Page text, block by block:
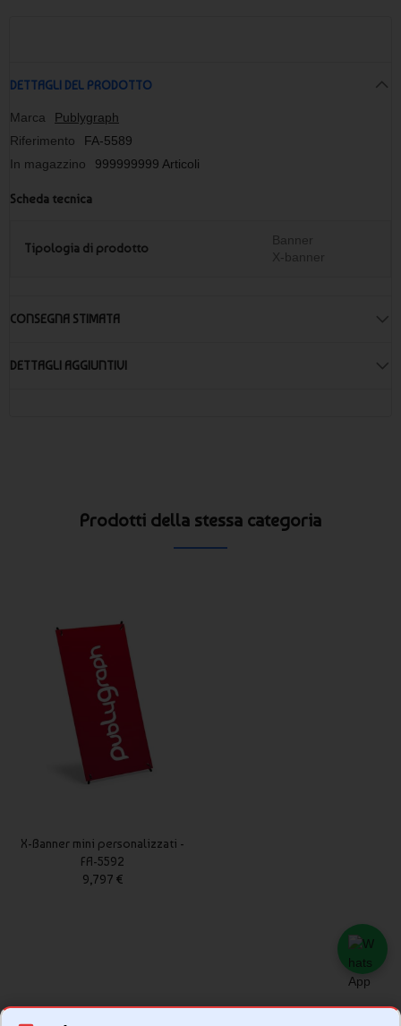
DETTAGLI DEL PRODOTTO
Marca
Publygraph
Riferimento
FA-5589
In magazzino
999999999 Articoli
Scheda tecnica
Tipologia di prodotto
Banner
X-banner
CONSEGNA STIMATA
DETTAGLI AGGIUNTIVI
Prodotti della stessa categoria
X-Banner mini personalizzati -
FA-5592
9,797 €